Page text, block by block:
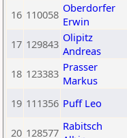
16 110058 Oberdorfer
Erwin
17 129843 Olipitz
Andreas
18 123383 Prasser
Markus
19 111356 Puff Leo
20 128577 Rabitsch